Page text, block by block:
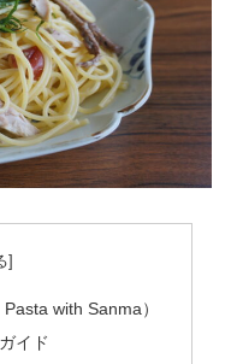
with Sanma）
イド